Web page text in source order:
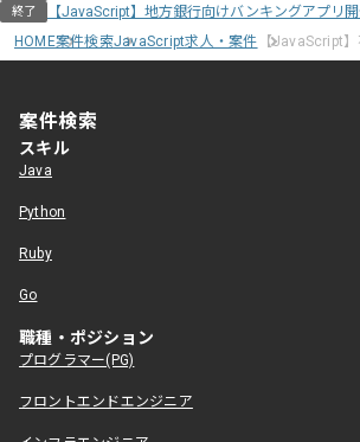
終了
【JavaScript】地方銀行向けバンキングアプリ
HOME案件検索JavaScript求人・案件 【JavaScript
案件検索
スキル
Java
Python
Ruby
Go
職種・ポジション
プログラマー(PG)
フロントエンドエンジニア